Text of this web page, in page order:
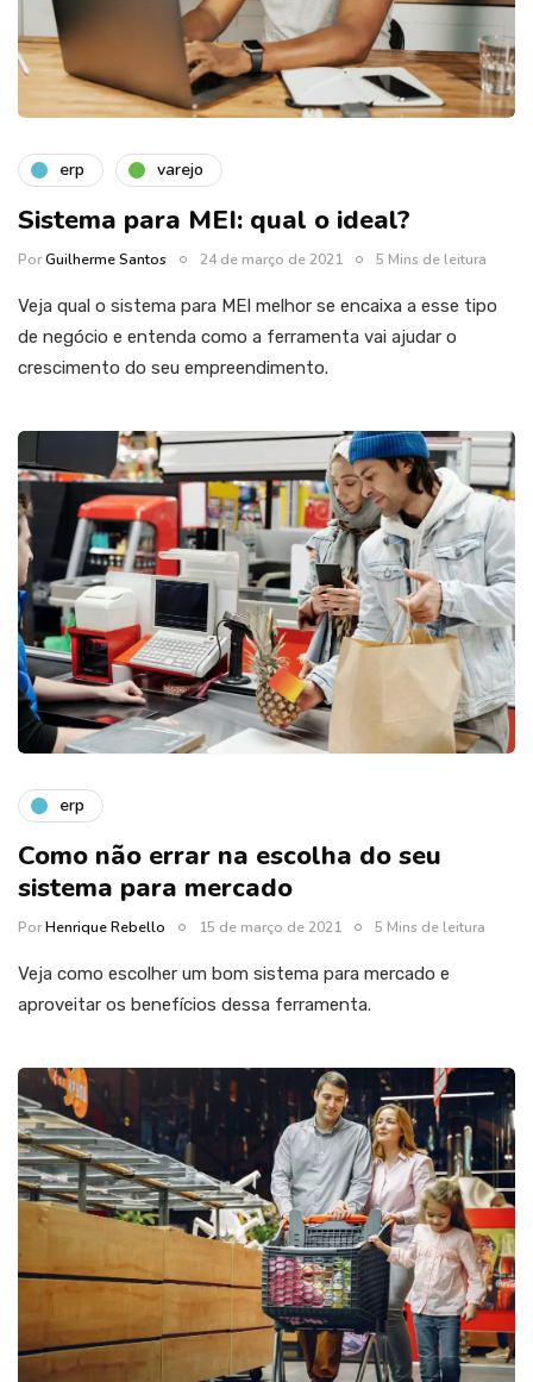
erp varejo
Sistema para MEI: qual o ideal?
PorGuilherme Santos 24 de março de 2021 5 Mins de leitura
Veja qual o sistema para MEI melhor se encaixa a esse tipo
de negócio e entenda como a ferramenta vai ajudar o
crescimento do seu empreendimento.
erp
Como não errar na escolha do seu
sistema para mercado
PorHenrique Rebello 15 de março de 2021 5 Mins de leitura
Veja como escolher um bom sistema para mercado e
aproveitar os benefícios dessa ferramenta.